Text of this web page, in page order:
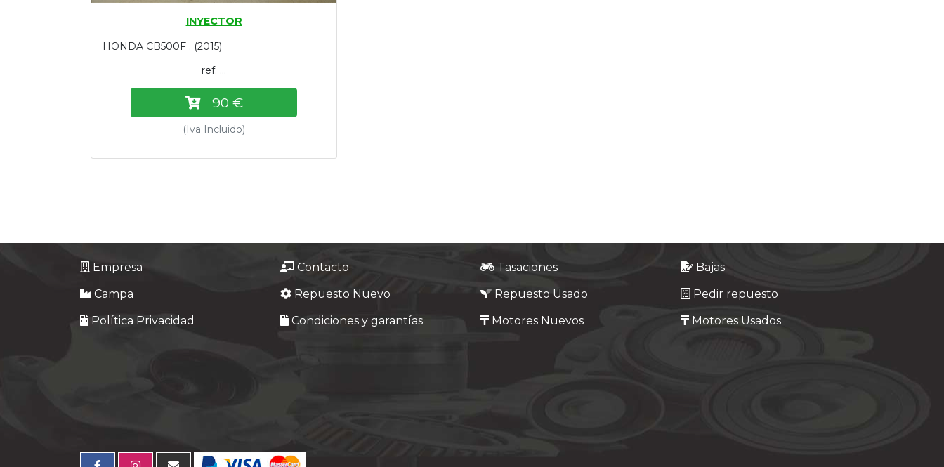
INYECTOR
HONDA CB500F . (2015)
ref: ...
90 €
(Iva Incluido)
Empresa Contacto Tasaciones
Bajas
Campa
Repuesto Nuevo Repuesto Usado
Pedir repuesto
Política Privacidad
Condiciones y garantías Motores Nuevos Motores Usados